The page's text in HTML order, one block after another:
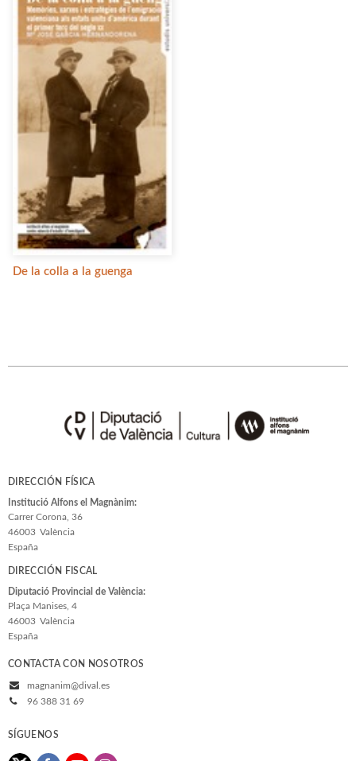
De la colla a la guenga
DIRECCIÓN FÍSICA
Institució Alfons el Magnànim:
Carrer Corona, 36
46003 València
España
DIRECCIÓN FISCAL
Diputació Provincial de València:
Plaça Manises, 4
46003 València
España
CONTACTA CON NOSOTROS
magnanim@dival.es
96 388 31 69
SÍGUENOS